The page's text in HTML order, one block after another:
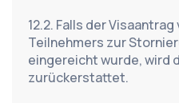
12.2. Falls der
Teilnehmers zur
eingereicht wurde, wird
zurückerstattet.